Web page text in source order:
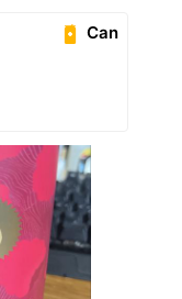
Can